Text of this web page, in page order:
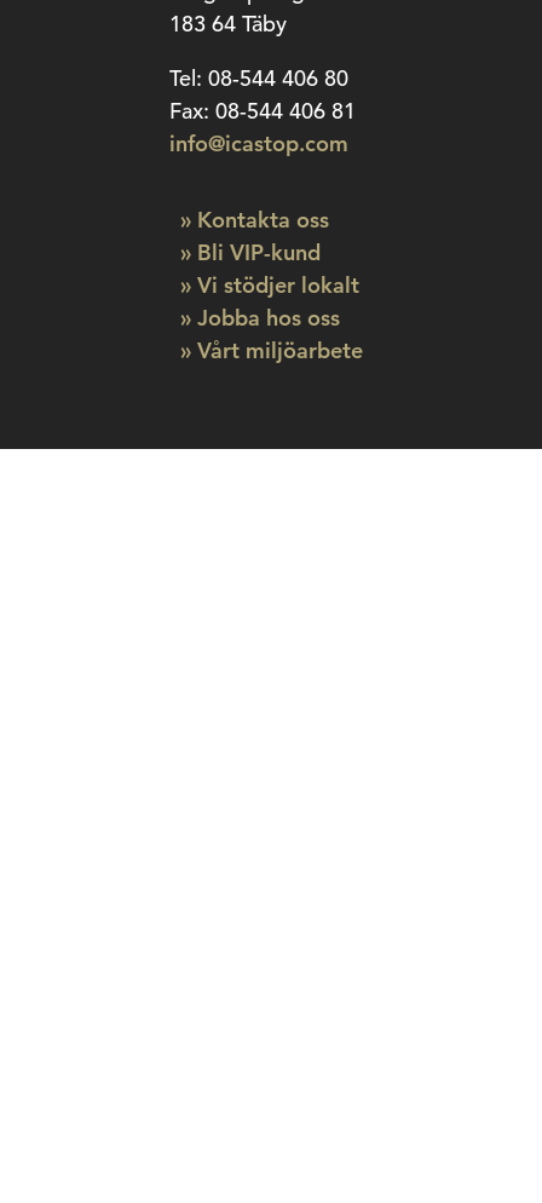
183 64 Täby
Tel: 08-544 406 80
Fax: 08-544 406 81
info@icastop.com
» Kontakta oss
» Bli VIP-kund
» Vi stödjer lokalt
» Jobba hos oss
» Vårt miljöarbete